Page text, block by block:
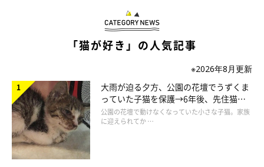
「猫が好き」の人気記事
※2026年8月更新
大雨が迫る夕方、公園の花壇でうずくま
っていた子猫を保護→6年後、先住猫
と“姉妹”のような関係に
公園の花壇で動けなくなっていた小さな子猫。家族
に迎えられてか …